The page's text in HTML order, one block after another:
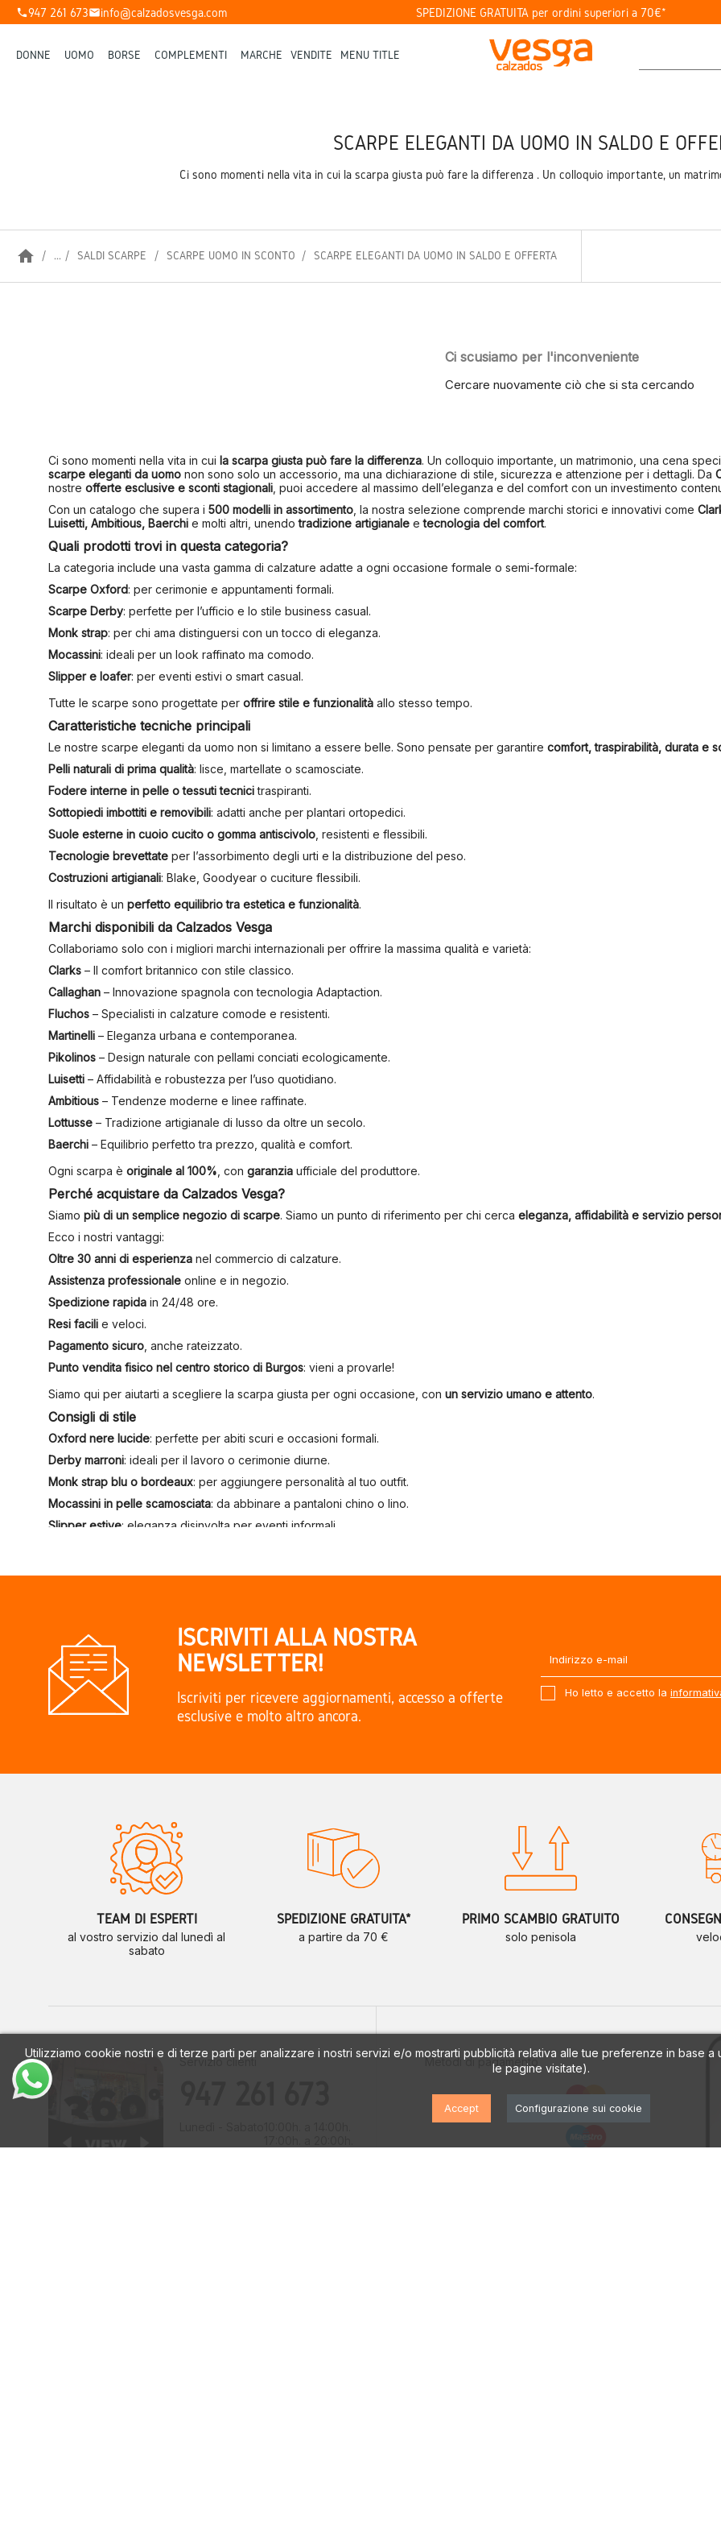
Utilizziamo cookie nostri e di terze parti per analizzare i nostri servizi e/o mostrarti pubblicità relativa alle tue preferenze in base
le pagine visitate).
Accept Configurazione sui cookie
phone947 261 673mailinfo@calzadosvesga.com SPEDIZIONE GRATUITA per ordini superiori a 70€*
DONNE UOMO BORSE COMPLEMENTI MARCHE VENDITE MENU TITLE
SCARPE ELEGANTI DA UOMO IN SALDO E
Ci sono momenti nella vita in cui la scarpa giusta può fare la differenza . Un colloquio importante, un
home ... SALDI SCARPE SCARPE UOMO IN SCONTO SCARPE ELEGANTI DA UOMO IN SALDO E OFFERTA
Ci scusiamo per l'inconveniente
Cercare nuovamente ciò che si sta cercando
Ci sono momenti nella vita in cui la scarpa giusta può fare la differenza. Un colloquio importante, un matrimonio, una cena
scarpe eleganti da uomo non sono solo un accessorio, ma una dichiarazione di stile, sicurezza e attenzione per i dettagli. Da
nostre offerte esclusive e sconti stagionali, puoi accedere al massimo dell’eleganza e del comfort con un investimento
Con un catalogo che supera i 500 modelli in assortimento, la nostra selezione comprende marchi storici e innovativi come
Luisetti, Ambitious, Baerchi e molti altri, unendotradizione artigianale etecnologia del comfort.
Quali prodotti trovi in questa categoria?
La categoria include una vasta gamma di calzature adatte a ogni occasione formale o semi-formale:
Scarpe Oxford: per cerimonie e appuntamenti formali.
Scarpe Derby: perfette per l’ufficio e lo stile business casual.
Monk strap: per chi ama distinguersi con un tocco di eleganza.
Mocassini: ideali per un look raffinato ma comodo.
Slipper e loafer: per eventi estivi o smart casual.
Tutte le scarpe sono progettate per offrire stile e funzionalità allo stesso tempo.
Caratteristiche tecniche principali
Le nostre scarpe eleganti da uomo non si limitano a essere belle. Sono pensate per garantire comfort, traspirabilità, durata e
Pelli naturali di prima qualità: lisce, martellate o scamosciate.
Fodere interne in pelle o tessuti tecnicitraspiranti.
Sottopiedi imbottiti e removibili: adatti anche per plantari ortopedici.
Suole esterne in cuoio cucito o gomma antiscivolo, resistenti e flessibili.
Tecnologie brevettate per l’assorbimento degli urti e la distribuzione del peso.
Costruzioni artigianali: Blake, Goodyear o cuciture flessibili.
Il risultato è un perfetto equilibrio tra estetica e funzionalità.
Marchi disponibili da Calzados Vesga
Collaboriamo solo con i migliori marchi internazionali per offrire la massima qualità e varietà:
Clarks – Il comfort britannico con stile classico.
Callaghan – Innovazione spagnola con tecnologia Adaptaction.
Fluchos – Specialisti in calzature comode e resistenti.
Martinelli – Eleganza urbana e contemporanea.
Pikolinos – Design naturale con pellami conciati ecologicamente.
Luisetti – Affidabilità e robustezza per l’uso quotidiano.
Ambitious – Tendenze moderne e linee raffinate.
Lottusse – Tradizione artigianale di lusso da oltre un secolo.
Baerchi – Equilibrio perfetto tra prezzo, qualità e comfort.
Ogni scarpa è originale al 100%, con garanzia ufficiale del produttore.
Perché acquistare da Calzados Vesga?
Siamo più di un semplice negozio di scarpe. Siamo un punto di riferimento per chi cerca eleganza, affidabilità e servizio
Ecco i nostri vantaggi:
Oltre 30 anni di esperienza nel commercio di calzature.
Assistenza professionale online e in negozio.
Spedizione rapida in 24/48 ore.
Resi facili e veloci.
Pagamento sicuro, anche rateizzato.
Punto vendita fisico nel centro storico di Burgos: vieni a provarle!
Siamo qui per aiutarti a scegliere la scarpa giusta per ogni occasione, con un servizio umano e attento.
Consigli di stile
Oxford nere lucide: perfette per abiti scuri e occasioni formali.
Derby marroni: ideali per il lavoro o cerimonie diurne.
Monk strap blu o bordeaux: per aggiungere personalità al tuo outfit.
Mocassini in pelle scamosciata: da abbinare a pantaloni chino o lino.
Slipper estive: eleganza disinvolta per eventi informali.
Sì, accettiamo resi entro 14 giorni anche per articoli in saldo.
Spedite anche in Italia?
Certo, spediamo in tutta Europa con corriere tracciato.
Ci sono mezze misure?
Alcuni marchi offrono anche mezze taglie. Controlla la scheda prodotto o chiedi al nostro team.
Come posso mantenere le scarpe in pelle?
Sì! Vieni a trovarci a Burgos, Plaza Mayor 17. Puoi anche prenotare una prova online.
Calzados Vesga – Plaza Mayor 17, Burgos (Spagna)
www.calzadosvesga.com – Pagamento sicuro, spedizione veloce, resi facili
SLOGAN FINALE
Calzados Vesga. Ven y Verás
Calzados Vesga. Te lo vas a perder?
ISCRIVITI ALLA NOSTRA
NEWSLETTER!
Iscriviti per ricevere aggiornamenti, accesso a offerte
esclusive e molto altro ancora.
Ho letto e accetto la
TEAM DI ESPERTI
al vostro servizio dal lunedì al
sabato
SPEDIZIONE GRATUITA*
a partire da 70 €
PRIMO SCAMBIO GRATUITO
solo penisola
Servizio clienti Metodi di pagamento